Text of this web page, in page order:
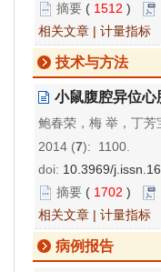
摘要 ( 1512 )
相关文章 | 计量指标
技术与方法
小鼠腹腔异位
鲍春荣，梅 举，丁芳
2014 (7): 1100.
doi: 10.3969/
摘要 ( 1702 )
相关文章 | 计量指标
病例报告